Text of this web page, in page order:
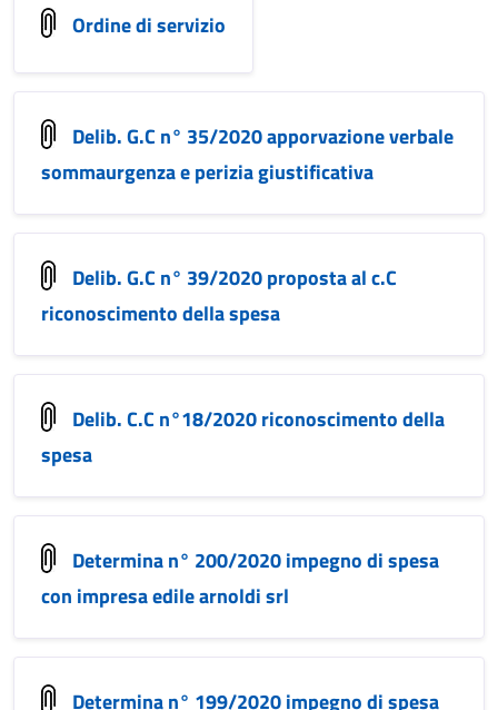
Ordine di servizio
Delib. G.C n° 35/2020 apporvazione verbale
sommaurgenza e perizia giustificativa
Delib. G.C n° 39/2020 proposta al c.C
riconoscimento della spesa
Delib. C.C n°18/2020 riconoscimento della
spesa
Determina n° 200/2020 impegno di spesa
con impresa edile arnoldi srl
Determina n° 199/2020 impegno di spesa